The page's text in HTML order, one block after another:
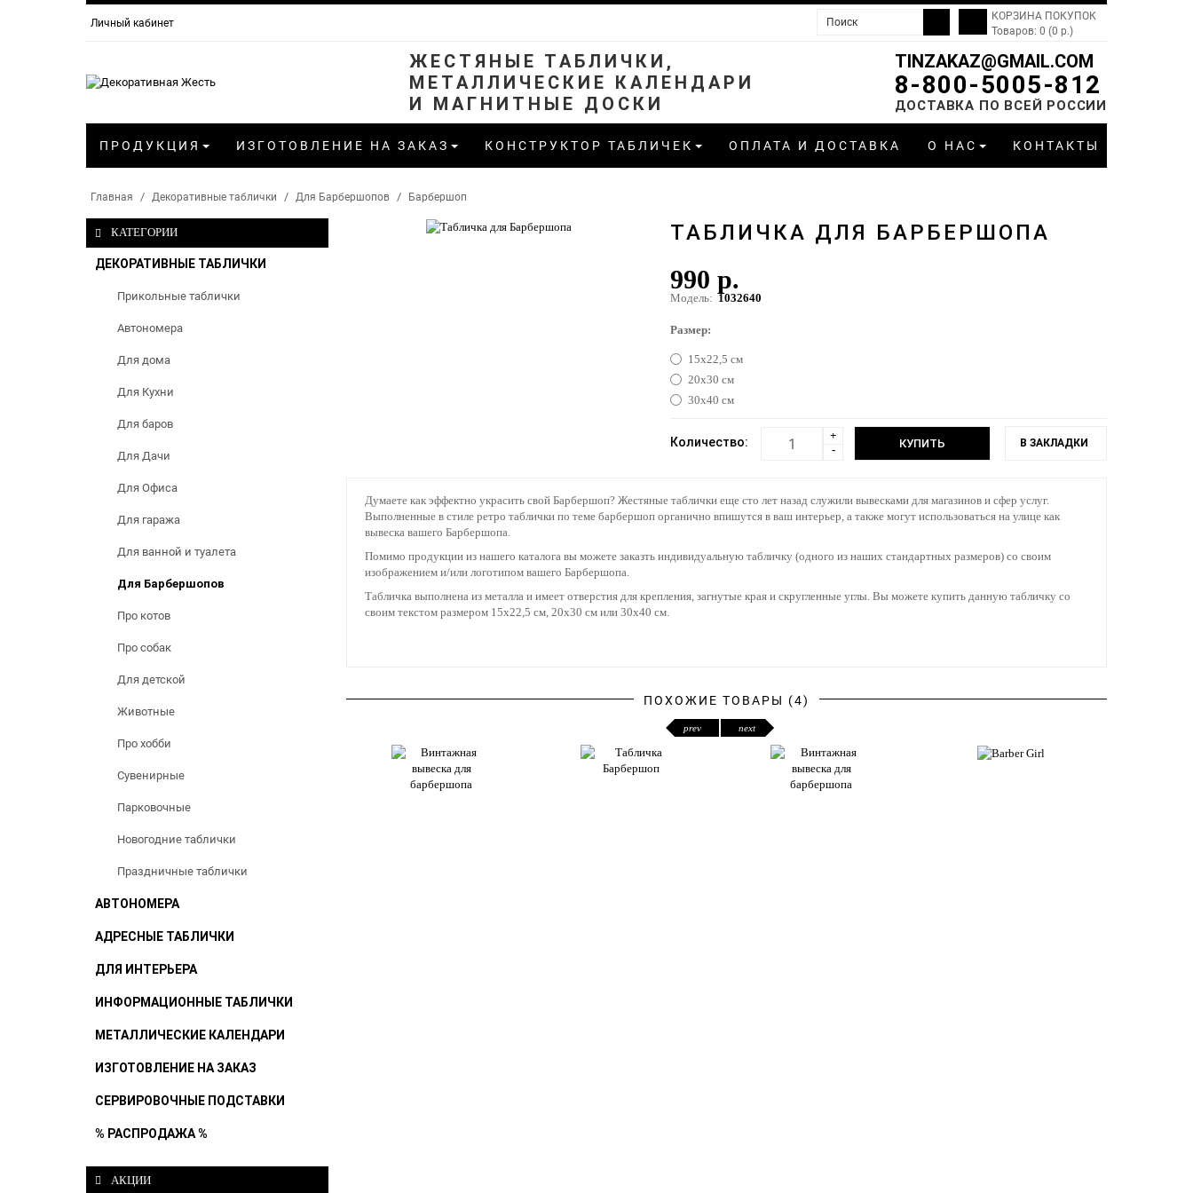
Личный кабинет
КОРЗИНА ПОКУПОК
Товаров: 0 (0 р.)
ЖЕСТЯНЫЕ ТАБЛИЧКИ,
МЕТАЛЛИЧЕСКИЕ КАЛЕНДАРИ
И МАГНИТНЫЕ ДОСКИ
TINZAKAZ@GMAIL.COM
8-800-5005-812
ДОСТАВКА ПО ВСЕЙ РОССИИ
ПРОДУКЦИЯ ИЗГОТОВЛЕНИЕ НА ЗАКАЗ КОНСТРУКТОР ТАБЛИЧЕК ОПЛАТА И ДОСТАВКА О НАС КОНТАКТЫ
Главная Декоративные таблички Для Барбершопов Барбершоп
КАТЕГОРИИ
ДЕКОРАТИВНЫЕ ТАБЛИЧКИ
Прикольные таблички
Автономера
Для дома
Для Кухни
Для баров
Для Дачи
Для Офиса
Для гаража
Для ванной и туалета
Для Барбершопов
Про котов
Про собак
Для детской
Животные
Про хобби
Сувенирные
Парковочные
Новогодние таблички
Праздничные таблички
АВТОНОМЕРА
АДРЕСНЫЕ ТАБЛИЧКИ
ДЛЯ ИНТЕРЬЕРА
ИНФОРМАЦИОННЫЕ ТАБЛИЧКИ
МЕТАЛЛИЧЕСКИЕ КАЛЕНДАРИ
ИЗГОТОВЛЕНИЕ НА ЗАКАЗ
СЕРВИРОВОЧНЫЕ ПОДСТАВКИ
% РАСПРОДАЖА %
АКЦИИ
ТАБЛИЧКА ДЛЯ БАРБЕРШОПА
990 р.
Модель:1032640
Размер:
15х22,5 см
20х30 см
30х40 см
Количество:
+
-
В ЗАКЛАДКИ
Думаете как эффектно украсить свой Барбершоп? Жестяные таблички еще сто лет назад служили вывесками для магазинов и сфер услуг.
Выполненные в стиле ретро таблички по теме барбершоп органично впишутся в ваш интерьер, а также могут использоваться на улице как
вывеска вашего Барбершопа.
Помимо продукции из нашего каталога вы можете заказть индивидуальную табличку (одного из наших стандартных размеров) со своим
изображением и/или логотипом вашего Барбершопа.
Табличка выполнена из металла и имеет отверстия для крепления, загнутые края и скругленные углы. Вы можете купить данную табличку со
своим текстом размером 15х22,5 см, 20х30 см или 30х40 см.
ПОХОЖИЕ ТОВАРЫ (4)
prev next